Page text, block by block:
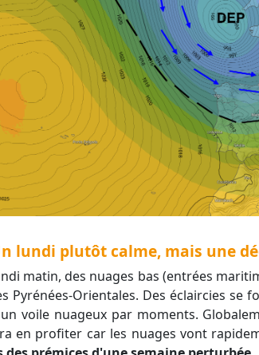
lundi plutôt calme, mais une
Pyrénées-Orientales. Des éclaircies
voile nuageux par moments.
en profiter car les nuages vont